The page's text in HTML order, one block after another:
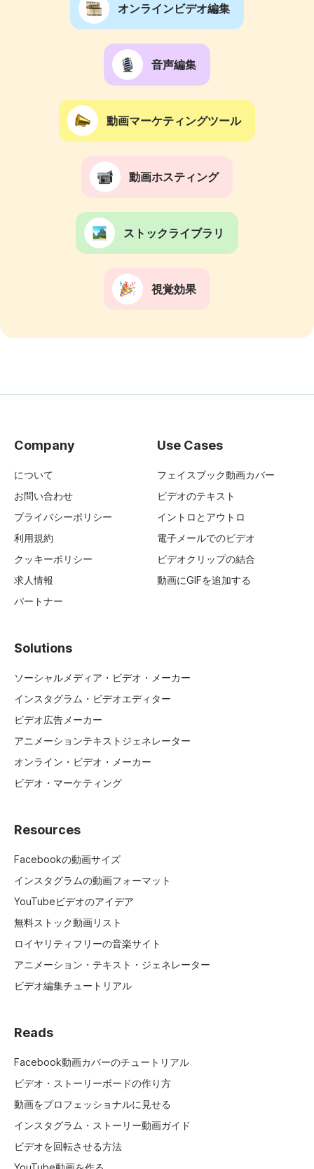
オンラインビデオ編集
音声編集
動画マーケティングツール
動画ホスティング
ストックライブラリ
視覚効果
Company
について
お問い合わせ
プライバシーポリシー
利用規約
クッキーポリシー
求人情報
パートナー
Use Cases
フェイスブック動画カバー
ビデオのテキスト
イントロとアウトロ
電子メールでのビデオ
ビデオクリップの結合
動画にGIFを追加する
Solutions
ソーシャルメディア・ビデオ・メーカー
インスタグラム・ビデオエディター
ビデオ広告メーカー
アニメーションテキストジェネレーター
オンライン・ビデオ・メーカー
ビデオ・マーケティング
Resources
Facebookの動画サイズ
インスタグラムの動画フォーマット
YouTubeビデオのアイデア
無料ストック動画リスト
ロイヤリティフリーの音楽サイト
アニメーション・テキスト・ジェネレーター
ビデオ編集チュートリアル
Reads
Facebook動画カバーのチュートリアル
ビデオ・ストーリーボードの作り方
動画をプロフェッショナルに見せる
インスタグラム・ストーリー動画ガイド
ビデオを回転させる方法